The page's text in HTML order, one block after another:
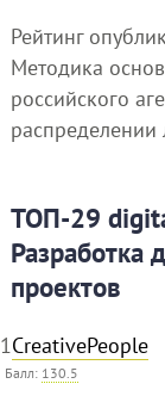
Рейтинг
Методика
российского
распределении
ТОП-29
Разработка
проектов
1CreativePeople
Балл: 130.5